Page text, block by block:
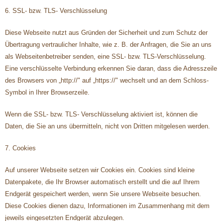
6. SSL- bzw. TLS- Verschlüsselung
Diese Webseite nutzt aus Gründen der Sicherheit und zum Schutz der
Übertragung vertraulicher Inhalte, wie z. B. der Anfragen, die Sie an uns
als Webseitenbetreiber senden, eine SSL- bzw. TLS-Verschlüsselung.
Eine verschlüsselte Verbindung erkennen Sie daran, dass die Adresszeile
des Browsers von „http://" auf „https://" wechselt und an dem Schloss-
Symbol in Ihrer Browserzeile.
Wenn die SSL- bzw. TLS- Verschlüsselung aktiviert ist, können die
Daten, die Sie an uns übermitteln, nicht von Dritten mitgelesen werden.
7. Cookies
Auf unserer Webseite setzen wir Cookies ein. Cookies sind kleine
Datenpakete, die Ihr Browser automatisch erstellt und die auf Ihrem
Endgerät gespeichert werden, wenn Sie unsere Webseite besuchen.
Diese Cookies dienen dazu, Informationen im Zusammenhang mit dem
jeweils eingesetzten Endgerät abzulegen.